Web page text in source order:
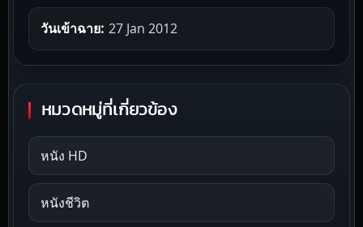
วันเข้าฉาย: 27 Jan 2012
หมวดหมู่ที่เกี่ยวข้อง
หนัง HD
หนังชีวิต